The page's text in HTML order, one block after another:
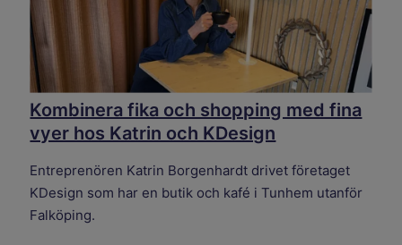
Kombinera fika och shopping med fina
vyer hos Katrin och KDesign
Entreprenören Katrin Borgenhardt drivet företaget
KDesign som har en butik och kafé i Tunhem utanför
Falköping.